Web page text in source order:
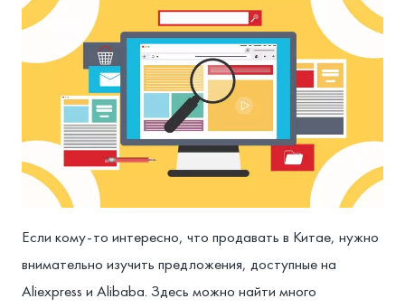
Если кому-то интересно, что продавать в Китае, нужно
внимательно изучить предложения, доступные на
Aliexpress и Alibaba. Здесь можно найти много